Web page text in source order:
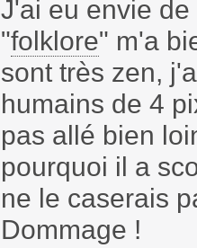
J'ai eu envie
"folklore" m'a
sont très zen,
humains de 4
pas allé bien
pourquoi il a
ne le caserais
Dommage !